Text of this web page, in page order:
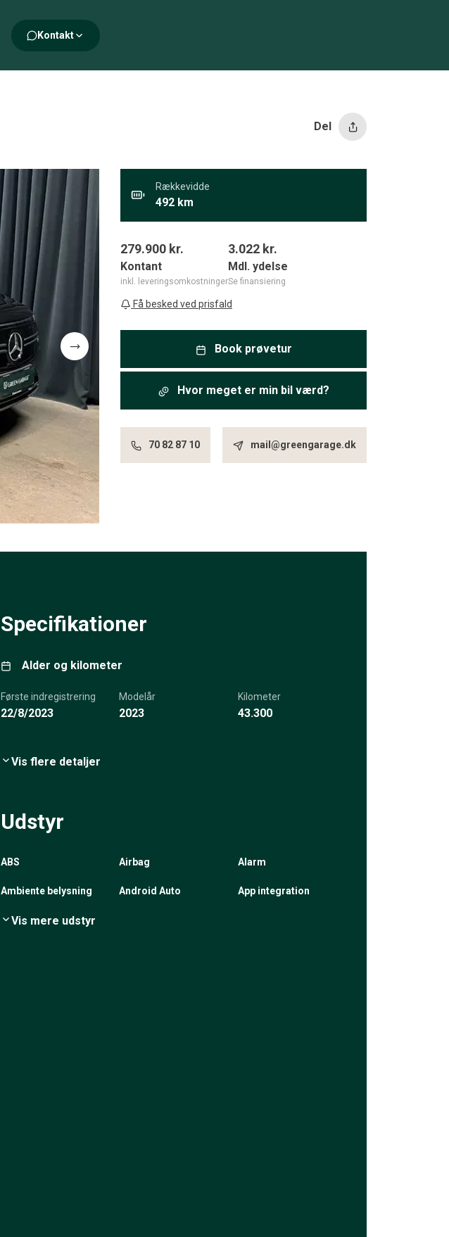
Kontakt
Del
Rækkevidde
492 km
279.900 kr.
Kontant
inkl. leveringsomkostninger
3.022 kr.
Mdl. ydelse
Se finansiering
Få besked ved prisfald
Book prøvetur
Hvor meget er min bil værd?
70 82 87 10 mail@greengarage.dk
Specifikationer
Alder og kilometer
Første indregistrering
22/8/2023
Modelår
2023
Kilometer
43.300
Vis flere detaljer
Udstyr
ABS Airbag Alarm
Ambiente belysning Android Auto App integration
Vis mere udstyr